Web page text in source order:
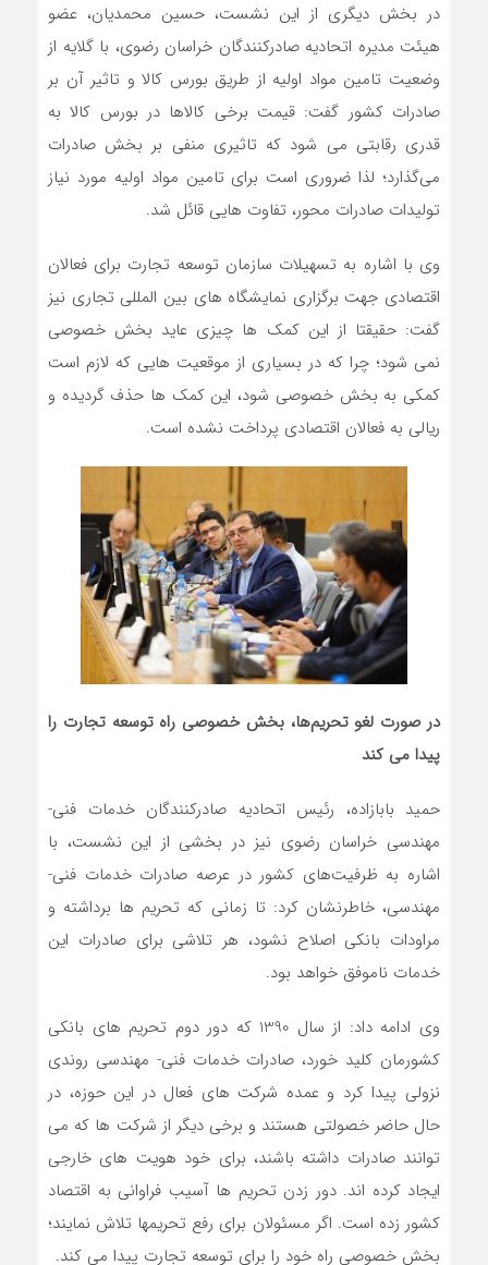
در بخش دیگری از این نشست، حسین محمدیان، عضو
هیئت مدیره اتحادیه صادرکنندگان خراسان رضوی، با گلایه از
وضعیت تامین مواد اولیه از طریق بورس کالا و تاثیر آن بر
صادرات کشور گفت: قیمت برخی کالاها در بورس کالا به
قدری رقابتی می شود که تاثیری منفی بر بخش صادرات
می‌گذارد؛ لذا ضروری است برای تامین مواد اولیه مورد نیاز
تولیدات صادرات محور، تفاوت هایی قائل شد.
وی با اشاره به تسهیلات سازمان توسعه تجارت برای فعالان
اقتصادی جهت برگزاری نمایشگاه های بین المللی تجاری نیز
گفت: حقیقتا از این کمک ها چیزی عاید بخش خصوصی
نمی شود؛ چرا که در بسیاری از موقعیت هایی که لازم است
کمکی به بخش خصوصی شود، این کمک ها حذف گردیده و
ریالی به فعالان اقتصادی پرداخت نشده است.
در صورت لغو تحریم‌ها، بخش خصوصی راه توسعه تجارت را
پیدا می کند
حمید بابازاده، رئیس اتحادیه صادرکنندگان خدمات فنی-
مهندسی خراسان رضوی نیز در بخشی از این نشست، با
اشاره به ظرفیت‌های کشور در عرصه صادرات خدمات فنی-
مهندسی، خاطرنشان کرد: تا زمانی که تحریم ها برداشته و
مراودات بانکی اصلاح نشود، هر تلاشی برای صادرات این
خدمات ناموفق خواهد بود.
وی ادامه داد: از سال 1390 که دور دوم تحریم های بانکی
کشورمان کلید خورد، صادرات خدمات فنی- مهندسی روندی
نزولی پیدا کرد و عمده شرکت های فعال در این حوزه، در
حال حاضر خصولتی هستند و برخی دیگر از شرکت ها که می
توانند صادرات داشته باشند، برای خود هویت های خارجی
ایجاد کرده اند. دور زدن تحریم ها آسیب فراوانی به اقتصاد
کشور زده است. اگر مسئولان برای رفع تحریمها تلاش نمایند؛
بخش خصوصی راه خود را برای توسعه تجارت پیدا می کند.